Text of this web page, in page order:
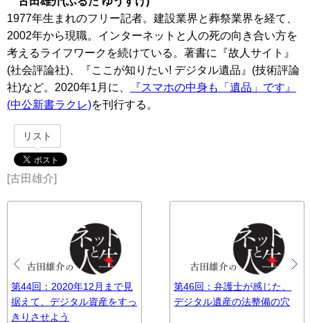
1977年生まれのフリー記者。建設業界と葬祭業界を経て、
2002年から現職。インターネットと人の死の向き合い方を
考えるライフワークを続けている。著書に『故人サイト』
(社会評論社)、『ここが知りたい! デジタル遺品』(技術評論
社)など。2020年1月に、
『スマホの中身も「遺品」です』
(中公新書ラクレ)を刊行する。
リスト
[古田雄介]
第44回：2020年12月まで見
据えて、デジタル資産をすっ
きりさせよう
第46回：弁護士が感じた、
デジタル遺産の法整備の穴